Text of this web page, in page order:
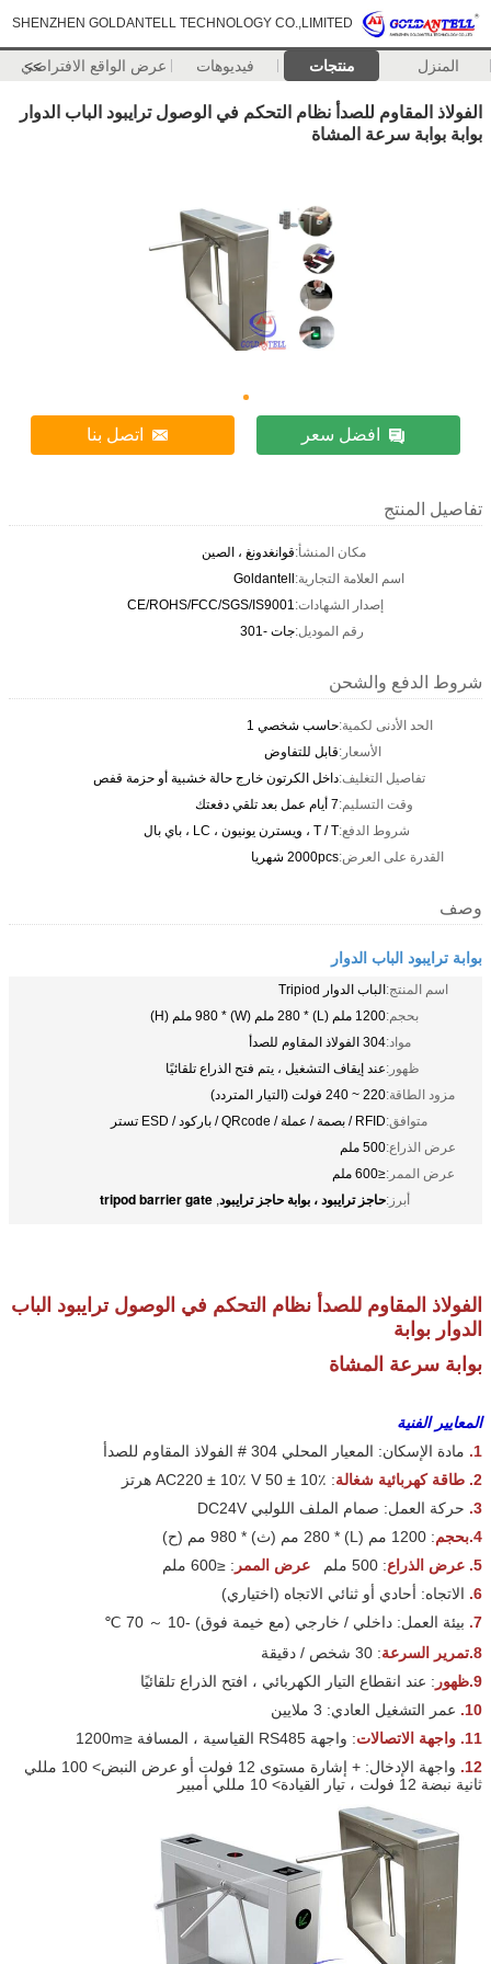
SHENZHEN GOLDANTELL TECHNOLOGY CO.,LIMITED
المنزل منتجات فيديوهات عرض الواقع الافتراضي
>>
الفولاذ المقاوم للصدأ نظام التحكم في الوصول ترايبود الباب الدوار
بوابة بوابة سرعة المشاة
افضل سعر اتصل بنا
تفاصيل المنتج
مكان المنشأ:قوانغدونغ ، الصين
اسم العلامة التجارية:Goldantell
إصدار الشهادات:CE/ROHS/FCC/SGS/IS9001
رقم الموديل:جات -301
شروط الدفع والشحن
الحد الأدنى لكمية:حاسب شخصي 1
الأسعار:قابل للتفاوض
تفاصيل التغليف:داخل الكرتون خارج حالة خشبية أو حزمة قفص
وقت التسليم:7 أيام عمل بعد تلقي دفعتك
شروط الدفع:T / T ، ويسترن يونيون ، LC ، باي بال
القدرة على العرض:2000pcs شهريا
وصف
بوابة ترايبود الباب الدوار
اسم المنتج:الباب الدوار Tripiod
بحجم:1200 ملم (L) * 280 ملم (W) * 980 ملم (H)
مواد:304 الفولاذ المقاوم للصدأ
ظهور:عند إيقاف التشغيل ، يتم فتح الذراع تلقائيًا
مزود الطاقة:220 ~ 240 فولت (التيار المتردد)
متوافق:RFID / بصمة / عملة / QRcode / باركود / ESD تستر
عرض الذراع:500 ملم
عرض الممر:≤600 ملم
أبرز:حاجز ترايبود ، بوابة حاجز ترايبود,
tripod barrier gate
الفولاذ المقاوم للصدأ نظام التحكم في الوصول ترايبود الباب
الدوار بوابة
بوابة سرعة المشاة
المعايير الفنية
1.
مادة الإسكان: المعيار المحلي 304 # الفولاذ المقاوم للصدأ
2. طاقة كهربائية شغالة: AC220 ± 10٪ V 50 ± 10٪ هرتز
3. حركة العمل: صمام الملف اللولبي DC24V
4.بحجم
: 1200 مم (L) * 280 مم (ث) * 980 مم (ح)
5. عرض الذراع: 500 ملم عرض الممر : ≤600 ملم
6. الاتجاه: أحادي أو ثنائي الاتجاه (اختياري)
7. بيئة العمل: داخلي / خارجي (مع خيمة فوق) -10 ～ 70 ℃
8.تمرير السرعة
: 30 شخص / دقيقة
9.ظهور
: عند انقطاع التيار الكهربائي ، افتح الذراع تلقائيًا
10.
عمر التشغيل العادي: 3 ملايين
11. واجهة الاتصالات: واجهة RS485 القياسية ، المسافة ≤1200m
12.
واجهة الإدخال: + إشارة مستوى 12 فولت أو عرض النبض> 100 مللي
ثانية نبضة 12 فولت ، تيار القيادة> 10 مللي أمبير